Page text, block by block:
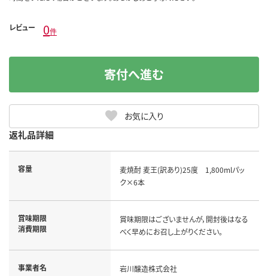
レビュー 0件
お気に入り
寄付へ進む
返礼品詳細
容量
麦焼酎 麦王(訳あり)25度 1,800mlパッ
ク×6本
賞味期限
消費期限
賞味期限はございませんが，開封後はなる
べく早めにお召し上がりください。
事業者名 岩川醸造株式会社